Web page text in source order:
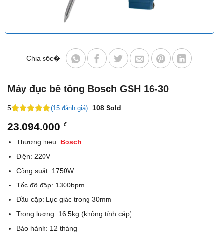
Chia sбє�
Máy đục bê tông Bosch GSH 16-30
5
dựa trên
(15 đánh giá) 108 Sold
23.094.000 ₫
Thương hiệu: Bosch
Điện: 220V
Công suất: 1750W
Tốc độ đập: 1300bpm
Đầu cặp: Lục giác trong 30mm
Trọng lượng: 16.5kg (không tính cáp)
Bảo hành: 12 tháng